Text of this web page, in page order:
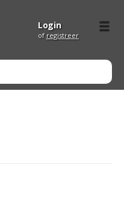
Login
of registreer